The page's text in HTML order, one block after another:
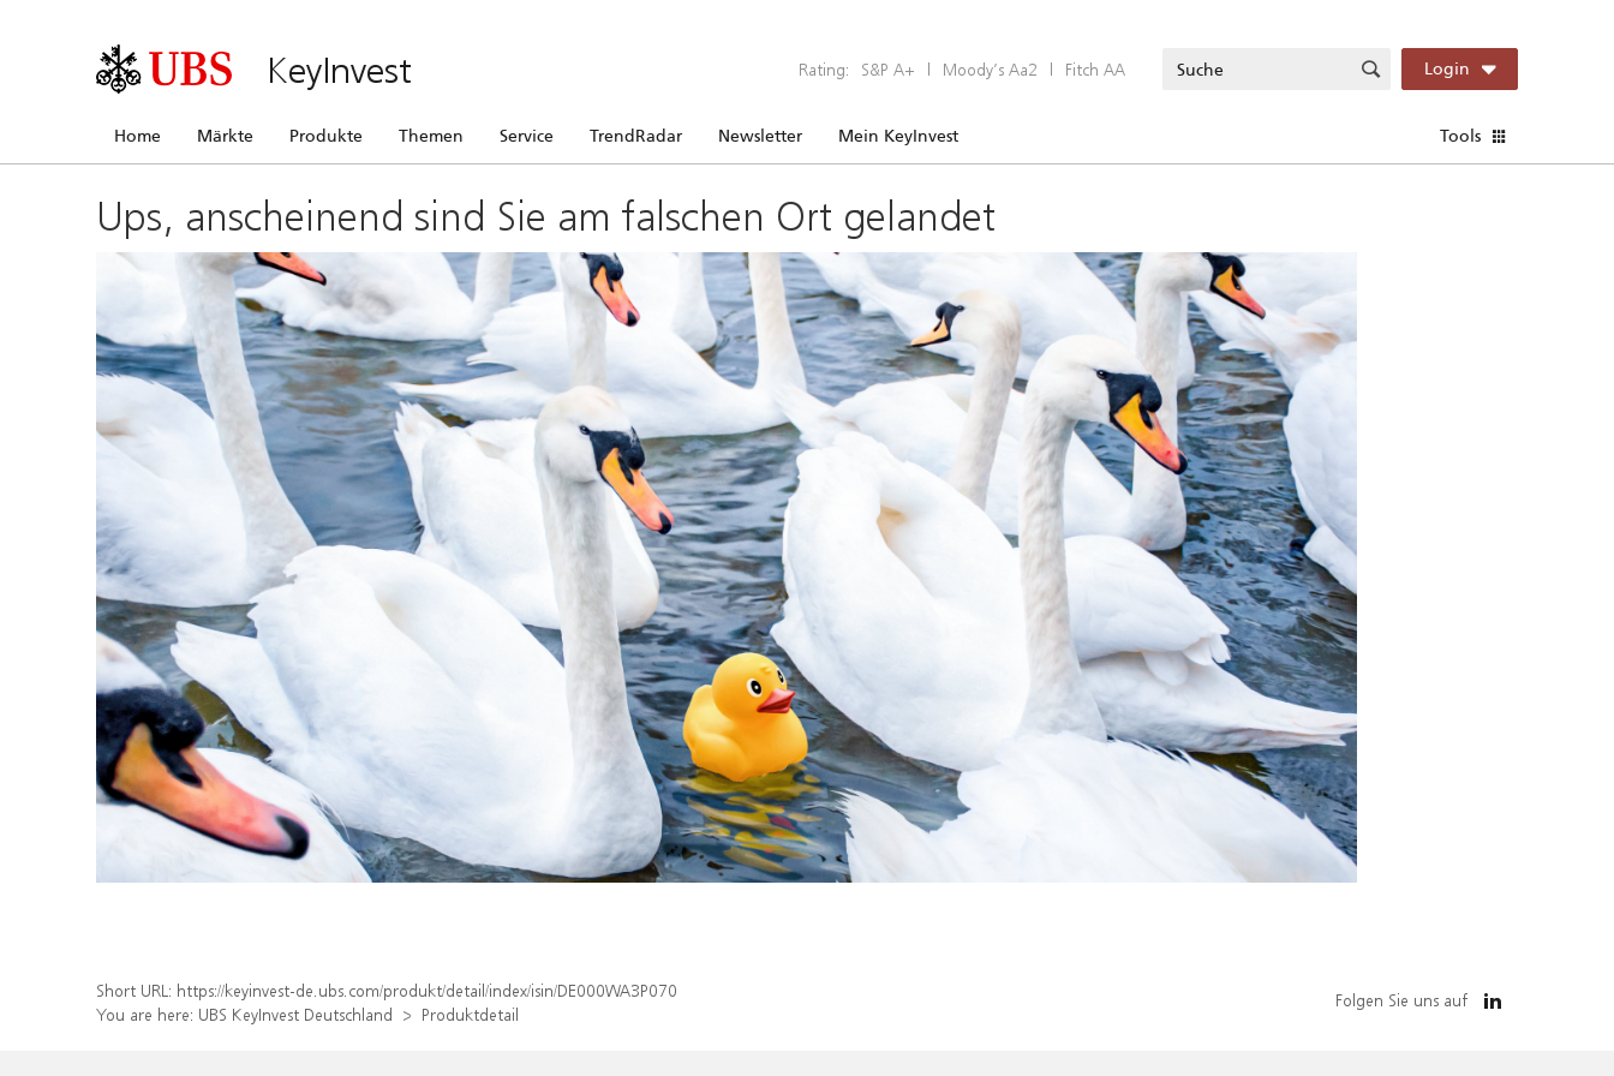
KeyInvest Rating: S&P A+ | Moody’s Aa2 | Fitch AA Login
Home Märkte Produkte Themen Service TrendRadar Newsletter Mein KeyInvest Tools
Ups, anscheinend sind Sie am falschen Ort gelandet
Short URL: https://keyinvest-de.ubs.com/produkt/detail/index/isin/DE000WA3P070
You are here: UBS KeyInvest Deutschland Produktdetail
Folgen Sie uns auf